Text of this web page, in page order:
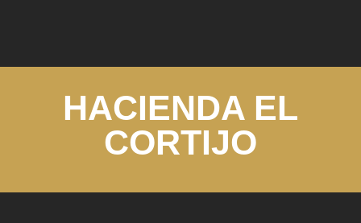
HACIENDA EL
CORTIJO